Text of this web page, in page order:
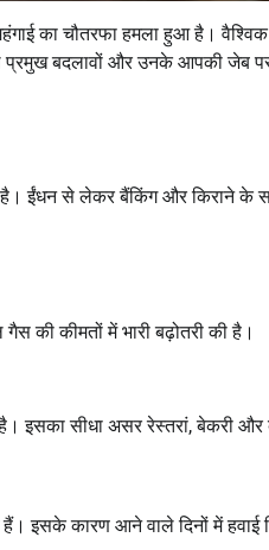
का चौतरफा हमला हुआ है।
प्रमुख बदलावों और उनके आपकी जेब
ईंधन से लेकर बैंकिंग और किराने के
की कीमतों में भारी बढ़ोतरी की है।
सीधा असर रेस्तरां, बेकरी और
इसके कारण आने वाले दिनों में हवाई